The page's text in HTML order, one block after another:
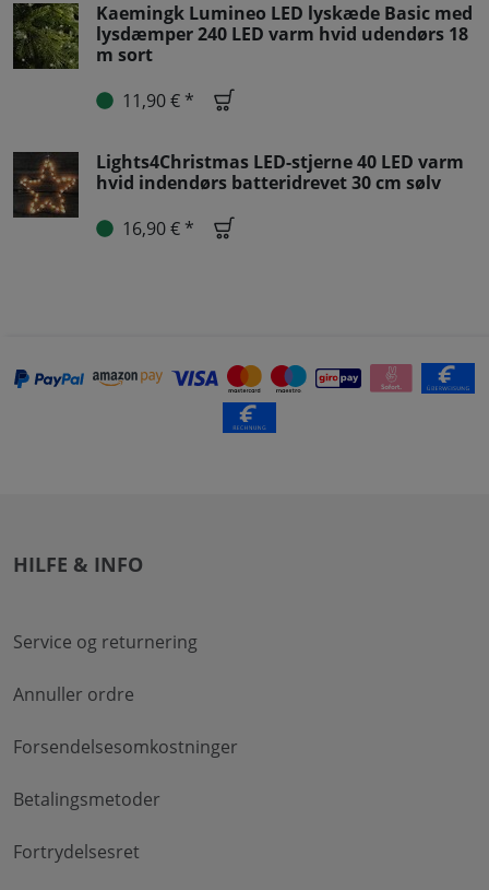
Kaemingk Lumineo LED lyskæde Basic med
lysdæmper 240 LED varm hvid udendørs 18
m sort
11,90 € *
Lights4Christmas LED-stjerne 40 LED varm
hvid indendørs batteridrevet 30 cm sølv
16,90 € *
HILFE & INFO
Service og returnering
Annuller ordre
Forsendelsesomkostninger
Betalingsmetoder
Fortrydelsesret